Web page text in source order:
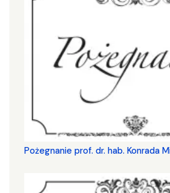
Pożegnanie prof. dr. hab. Konrada